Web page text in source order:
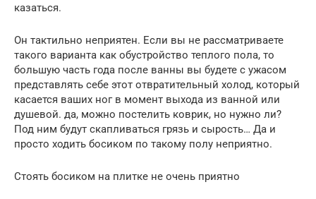
казаться.
Он тактильно неприятен. Если вы не рассматриваете
такого варианта как обустройство теплого пола, то
большую часть года после ванны вы будете с ужасом
представлять себе этот отвратительный холод, который
касается ваших ног в момент выхода из ванной или
душевой. да, можно постелить коврик, но нужно ли?
Под ним будут скапливаться грязь и сырость… Да и
просто ходить босиком по такому полу неприятно.
Стоять босиком на плитке не очень приятно